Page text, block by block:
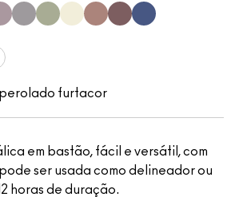
em bastão, fácil e versátil, com
ser usada como delineador ou
horas de duração.
perolado furtacor